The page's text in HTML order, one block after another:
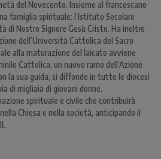
del Novecento. Insieme al francescano
famiglia spirituale: l’Istituto Secolare
di Nostro Signore Gesù Cristo. Ha inoltre
dell’Università Cattolica del Sacro
alla maturazione del laicato avviene
Cattolica, un nuovo ramo dell’Azione
la sua guida, si diffonde in tutte le diocesi
di migliaia di giovani donne.
spirituale e civile che contribuirà
Chiesa e nella società, anticipando il